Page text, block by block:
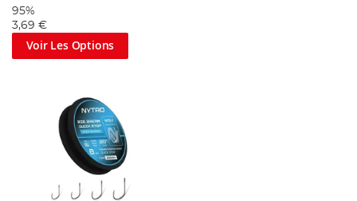
95%
3,69 €
Voir Les Options